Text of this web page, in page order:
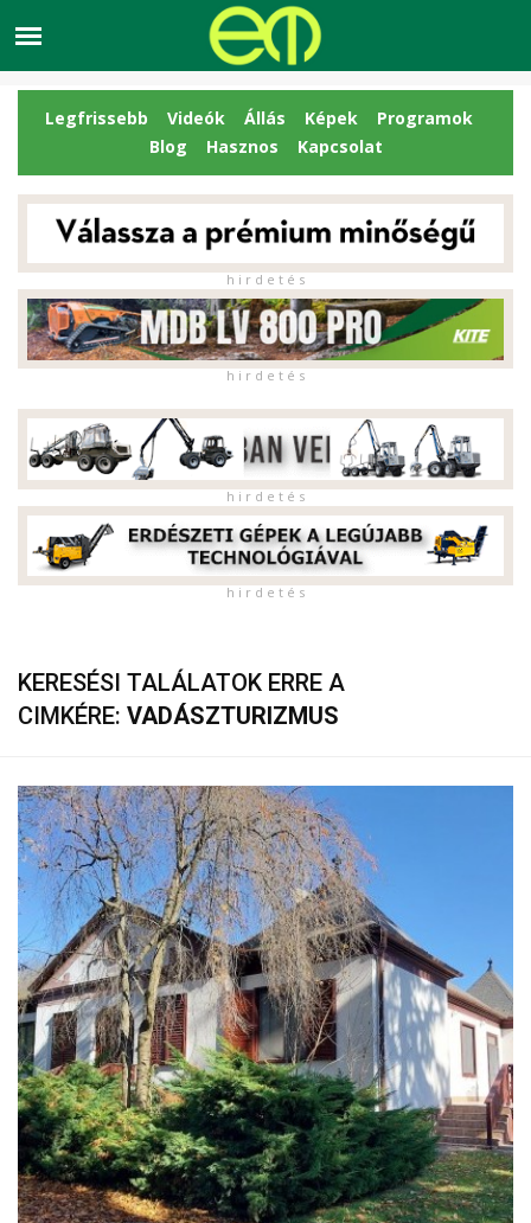
Legfrissebb Videók Állás Képek
Programok
Blog
Hasznos Kapcsolat
h i r d e t é s
h i r d e t é s
h i r d e t é s
h i r d e t é s
KERESÉSI TALÁLATOK ERRE A
CIMKÉRE: VADÁSZTURIZMUS